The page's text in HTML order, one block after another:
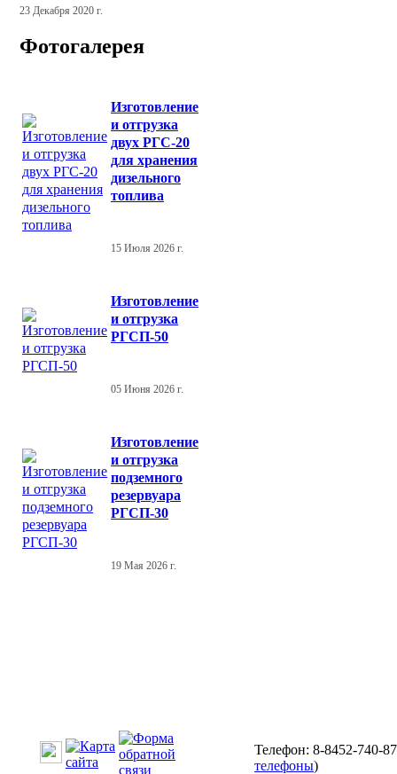
23 Декабря 2020 г.
Фотогалерея
Изготовление
и отгрузка
двух РГС-20
для хранения
дизельного
топлива
15 Июля 2026 г.
Изготовление
и отгрузка
РГСП-50
05 Июня 2026 г.
Изготовление
и отгрузка
подземного
резервуара
РГСП-30
19 Мая 2026 г.
Телефон: 8-8452-740-
телефоны)